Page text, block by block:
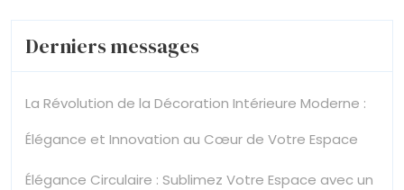
Derniers messages
La Révolution de la Décoration Intérieure Moderne :
Élégance et Innovation au Cœur de Votre Espace
Élégance Circulaire : Sublimez Votre Espace avec un